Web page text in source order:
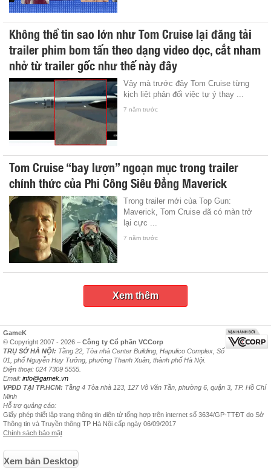
Không thể tin sao lớn như Tom Cruise lại đăng tải
trailer phim bom tấn theo dạng video dọc, cắt nham
nhở từ trailer gốc như thế này đây
Vậy mà trước đây Tom Cruise từng
kịch liệt phản đối việc tự ý thay ...
7 năm trước
Tom Cruise “bay lượn” ngoạn mục trong trailer
chính thức của Phi Công Siêu Đẳng Maverick
Trong trailer mới của Top Gun:
Maverick, Tom Cruise đã có màn trở
lại cực ...
7 năm trước
Xem thêm
GameK
© Copyright 2007 - 2026 – Công ty Cổ phần VCCorp
TRỤ SỞ HÀ NỘI: Tầng 22, Tòa nhà Center Building, Hapulico Complex, Số
01, phố Nguyễn Huy Tưởng, phường Thanh Xuân, thành phố Hà Nội.
Điện thoại: 024 7309 5555.
Email: info@gamek.vn
VPĐD TẠI TP.HCM: Tầng 4 Tòa nhà 123, 127 Võ Văn Tần, phường 6, quận 3, TP. Hồ Chí
Minh
Hỗ trợ quảng cáo:
Giấy phép thiết lập trang thông tin điện tử tổng hợp trên internet số 3634/GP-TTĐT do Sở
Thông tin và Truyền thông TP Hà Nội cấp ngày 06/09/2017
Chính sách bảo mật
Xem bản Desktop